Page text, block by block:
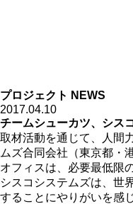
プロジェクト NEWS
2017.04.10
チームシューカツ、シス
取材活動を通じて、人間
ムズ合同会社（東京都・
オフィスは、必要最低限
シスコシステムズは、世
することにやりがいを感